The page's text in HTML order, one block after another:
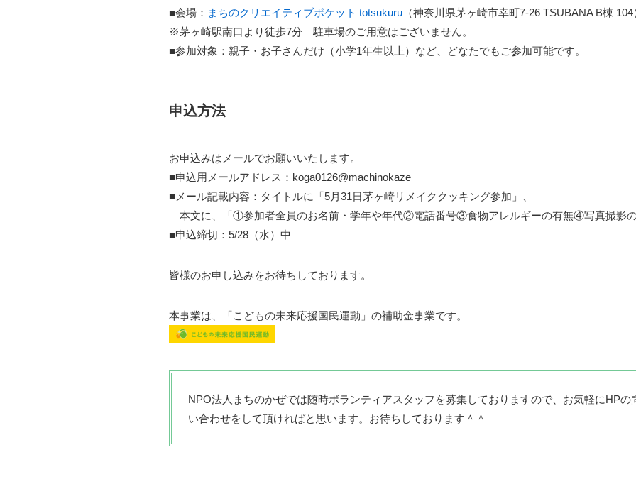
■会場： まちのクリエイティブポケット totsukuru （神奈川県茅ヶ崎市幸町7-26 TSUBANA B棟 104
※茅ヶ崎駅南口より徒歩7分 駐車場のご用意はございません。
■参加対象：親子・お子さんだけ（小学1年生以上）など、どなたでもご参加可能です。
申込方法
お申込みはメールでお願いいたします。
■申込用メールアドレス：koga0126@machinokaze
■メール記載内容：タイトルに「5月31日茅ヶ崎リメイククッキング参加」、
本文に、「①参加者全員のお名前・学年や年代②電話番号③食物アレルギーの有無④写真撮影
■申込締切：5/28（水）中
皆様のお申し込みをお待ちしております。
本事業は、「こどもの未来応援国民運動」の補助金事業です。
NPO法人まちのかぜでは随時ボランティアスタッフを募集しておりますので、お気軽にHPの
い合わせをして頂ければと思います。お待ちしております＾＾